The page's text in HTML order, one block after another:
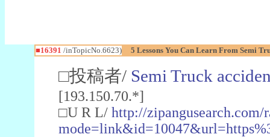
■16391 /inTopicNo.6623) 5 Lessons You Can Learn From Semi
□投稿者/ Semi Truck
[193.150.70.*]
□U R L/ http://zipangusearch.com/